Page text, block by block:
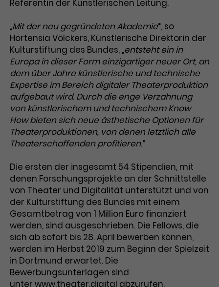
Zweck
Dieses Cookie wird von Google
Analytics installiert. Das Cookie
wird verwendet, um Informationen
darüber zu speichern, wie
Besucher*innen eine Website
nutzen, und hilft bei der Erstellung
eines Analyseberichts über die
Performance der Website. Die
erhobenen Daten umfassen in
anonymisierter Form die Anzahl
der Besuche, die Quelle, aus der sie
Seiten.
Name _gat_UA-63561367-1
Anbieter Google Analytics
Laufzeit 1 Minute
Das ist ein von Google Analytics
gesetztes Cookie. Bestimmte
Name _gcl_aw
Anbieter Google Ads
Laufzeit 3 Monate
Zweck
Dieses Cookie speichert
Informationen zu Werbeklicks und
dient der Zuordnung von
Conversions zu Google Ads-
Kampagnen.
Name _gcl_dc
Anbieter Google / DoubleClick
Laufzeit 3 Monate
Zweck
Dieses Cookie wird verwendet, um
Nutzerinteraktionen mit
Werbeanzeigen zu messen und
Remarketing-Funktionen
Referentin der Künstlerischen Leitung.
„Mit der neu gegründeten Akademie“, so
Hortensia Völckers, Künstlerische Direktorin der
Kulturstiftung des Bundes, „entsteht ein in
Europa in dieser Form einzigartiger neuer Ort, an
dem über Jahre künstlerische und technische
Expertise im Bereich digitaler Theaterproduktion
aufgebaut wird. Durch die enge Verzahnung
von künstlerischem und technischem Know
How bieten sich neue ästhetische Optionen für
Theaterproduktionen, von denen letztlich alle
Theaterschaffenden profitieren.“
Die ersten der insgesamt 54 Stipendien, mit
denen Forschungsprojekte an der Schnittstelle
von Theater und Digitalität unterstützt und von
der Kulturstiftung des Bundes mit einem
Gesamtbetrag von 1 Million Euro finanziert
werden, sind ausgeschrieben. Die Fellows, die
sich ab sofort bis 28. April bewerben können,
werden im Herbst 2019 zum Beginn der Spielzeit
in Dortmund erwartet. Die
Bewerbungsunterlagen sind
unter www.theater.digital abzurufen.